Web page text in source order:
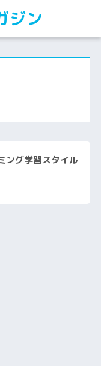
ジン
ング学習スタイル